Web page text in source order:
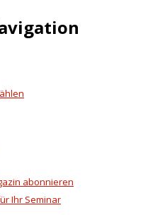
abonnieren
Ihr Seminar